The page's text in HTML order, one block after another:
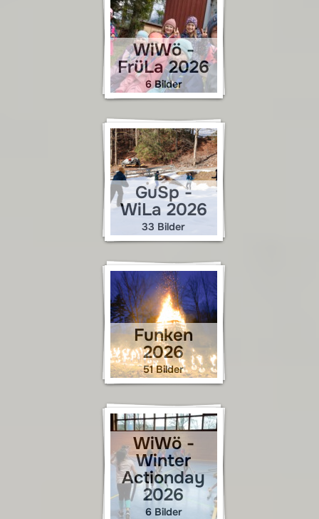
WiWö -
FrüLa 2026
6 Bilder
GuSp -
WiLa 2026
33 Bilder
Funken
2026
51 Bilder
WiWö -
Winter
Actionday
2026
6 Bilder